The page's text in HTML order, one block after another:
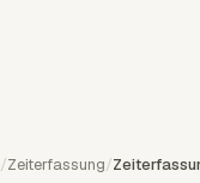
/Zeiterfassung/